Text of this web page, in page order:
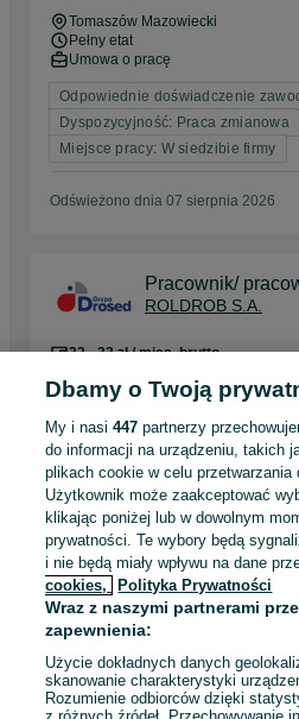
Tomaszów Mazowiecki
Pełny etat
Umowa o pracę
Odpowiednie doświadczenie
Dyspozycyjność: Praca zmianowa
Miejsce pracy: W siedzibie firmy
Odświeżono dnia 07 sierpnia 2026
Pracownik/
ROLDROB S.A.
32 - 33 zł / mies. brutto
Pełny etat
Odpowiednie doświadczenie
07 sierpnia 2026
Praca na
sportowej
Adecco Poland Sp. z
Łódź, Widzew
Pełny etat
Umowa zlecenie
Dbamy o Twoją
My i nasi447 partnerzy
do informacji na urządzeniu, takich
plikach cookie w celu przetwarzania
Użytkownik może zaakceptować
klikając poniżej lub w dowolnym
prywatności. Te wybory będą
i nie będą miały wpływu na dane
cookies,
Polityka Prywatności
Wraz z naszymi partnerami
zapewnienia:
Użycie dokładnych danych
skanowanie charakterystyki
Rozumienie odbiorców dzięki